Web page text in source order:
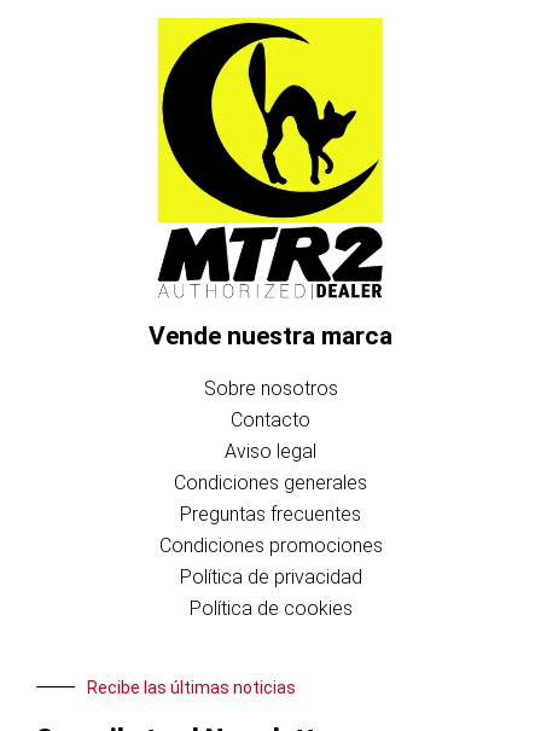
Vende nuestra marca
Sobre nosotros
Contacto
Aviso legal
Condiciones generales
Preguntas frecuentes
Condiciones promociones
Política de privacidad
Política de cookies
Recibe las últimas noticias